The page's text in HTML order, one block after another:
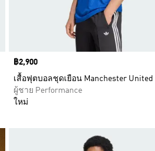
Price
฿2,900
เสื้อฟุตบอลชุดเยือน Manchester United
ผู้ชาย Performance
ใหม่
เพิ่มไปยังรายการสินค้าโปรด